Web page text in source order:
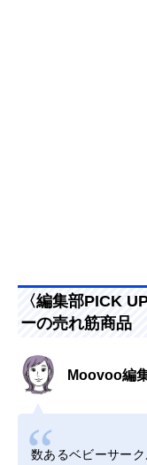
〈編集部PICK
ーの売れ筋商品
Moovoo編
数あるベビーサー